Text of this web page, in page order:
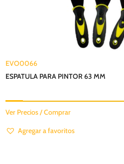
EVO0066
ESPATULA PARA PINTOR 63 MM
Ver Precios / Comprar
Agregar a favoritos